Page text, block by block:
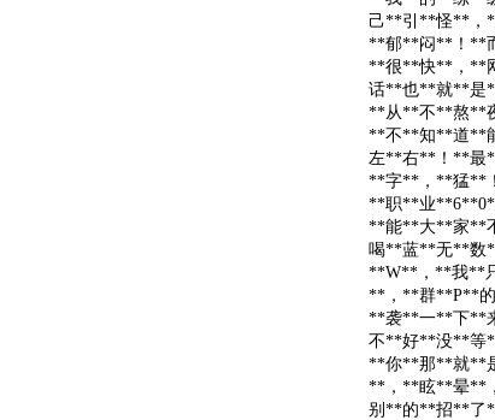
己**引**怪**，
**郁**闷**！**
**很**快**，**
话**也**就**是
**从**不**熬**
**不**知**道**
左**右**！**最
**字**，**猛
**职**业
**能**大**家**
喝**蓝**无**数
**W**，**我**
**，**群**P**
**袭**一**下**
不**好**没**等
**你**那**就**
**，**眩**晕**
别**的**招**了